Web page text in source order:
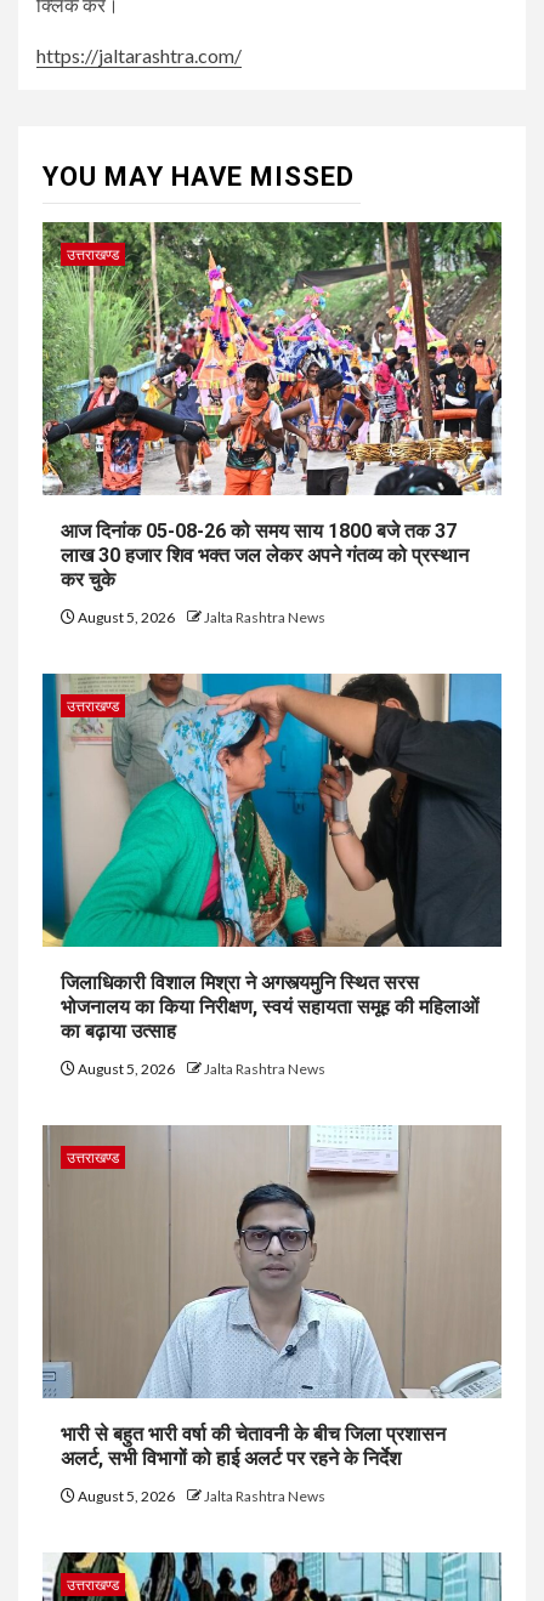
https://jaltarashtra.com/
YOU MAY HAVE MISSED
उत्तराखण्ड
आज दिनांक 05-08-26 को समय साय 1800 बजे तक 37
लाख 30 हजार शिव भक्त जल लेकर अपने गंतव्य को प्रस्थान
कर चुके
August 5, 2026 Jalta Rashtra News
उत्तराखण्ड
जिलाधिकारी विशाल मिश्रा ने अगस्त्यमुनि स्थित सरस
भोजनालय का किया निरीक्षण, स्वयं सहायता समूह की महिलाओं
का बढ़ाया उत्साह
August 5, 2026 Jalta Rashtra News
उत्तराखण्ड
भारी से बहुत भारी वर्षा की चेतावनी के बीच जिला प्रशासन
अलर्ट, सभी विभागों को हाई अलर्ट पर रहने के निर्देश
August 5, 2026 Jalta Rashtra News
उत्तराखण्ड